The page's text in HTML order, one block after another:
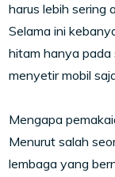
harus lebih sering
Selama ini
hitam hanya
menyetir mobil
Mengapa
Menurut salah
lembaga yang